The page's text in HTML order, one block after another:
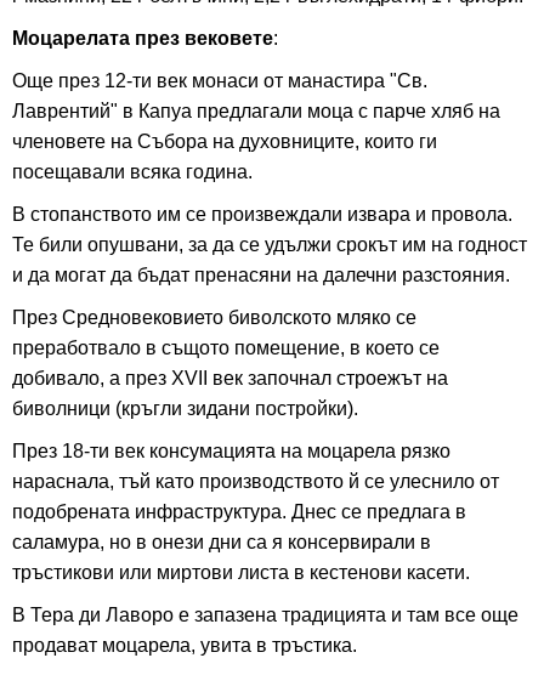
Моцарелата през вековете:
Още през 12-ти век монаси от манастира "Св.
Лаврентий" в Капуа предлагали моца с парче хляб на
членовете на Събора на духовниците, които ги
посещавали всяка година.
В стопанството им се произвеждали извара и провола.
Те били опушвани, за да се удължи срокът им на годност
и да могат да бъдат пренасяни на далечни разстояния.
През Средновековието биволското мляко се
преработвало в същото помещение, в което се
добивало, а през XVII век започнал строежът на
биволници (кръгли зидани постройки).
През 18-ти век консумацията на моцарела рязко
нараснала, тъй като производството й се улеснило от
подобрената инфраструктура. Днес се предлага в
саламура, но в онези дни са я консервирали в
тръстикови или миртови листа в кестенови касети.
В Тера ди Лаворо е запазена традицията и там все още
продават моцарела, увита в тръстика.